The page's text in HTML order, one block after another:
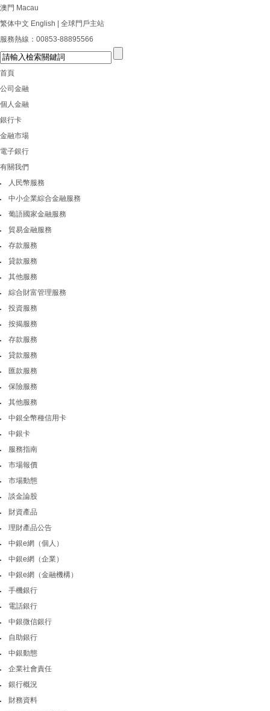
澳門 Macau
繁体中文 English
全球門戶主站
服務熱線： 00853-88895566
首頁
公司金融
個人金融
銀行卡
金融市場
電子銀行
有關我們
人民幣服務
中小企業綜合金融服務
葡語國家金融服務
貿易金融服務
存款服務
貸款服務
其他服務
綜合財富管理服務
投資服務
按揭服務
存款服務
貸款服務
匯款服務
保險服務
其他服務
中銀全幣種信用卡
中銀卡
服務指南
市場報價
市場動態
談金論股
財資產品
理財產品公告
中銀e網（個人）
中銀e網（企業）
中銀e網（金融機構）
手機銀行
電話銀行
中銀微信銀行
自助銀行
中銀動態
企業社會責任
銀行概況
財務資料